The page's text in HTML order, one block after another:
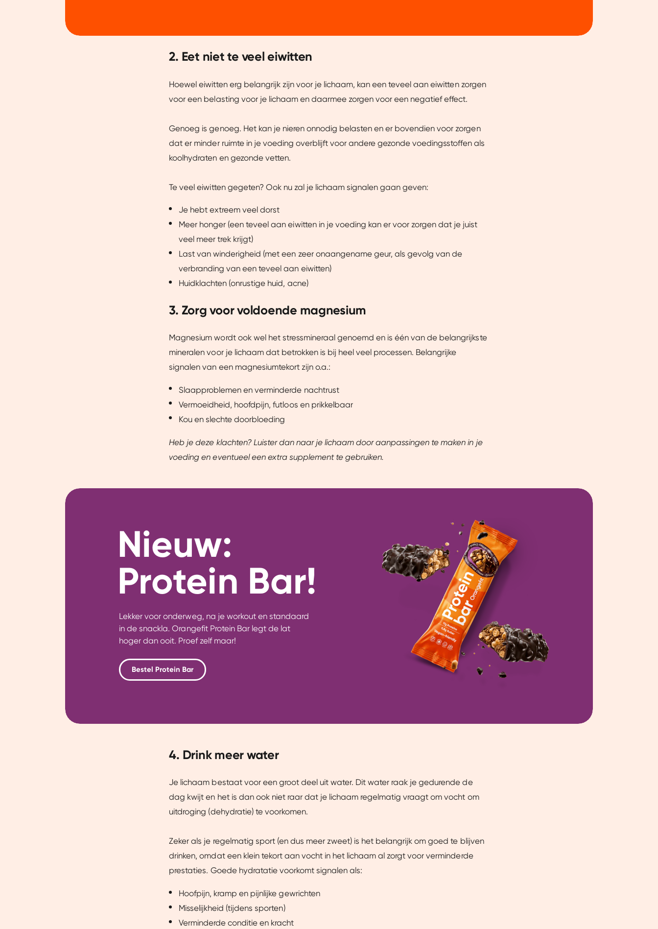
Toestemming Details Over
Wij gebruiken cookies om jouw ervaring beter te maken.
Dankzij cookies kunnen we onze website beter afstemmen op jouw voorkeuren, je relevante content laten zien en je
gebruiksgemak vergroten. Daarnaast helpen ze ons om onze website te verbeteren. We delen beperkte informatie met
Aanpassen Ja, verbeter mijn ervaring :)
2. Eet niet te veel eiwitten
Hoewel eiwitten erg belangrijk zijn voor je lichaam, kan een teveel aan eiwitten zorgen
voor een belasting voor je lichaam en daarmee zorgen voor een negatief effect.
Genoeg is genoeg. Het kan je nieren onnodig belasten en er bovendien voor zorgen
dat er minder ruimte in je voeding overblijft voor andere gezonde voedingsstoffen als
koolhydraten en gezonde vetten.
Te veel eiwitten gegeten? Ook nu zal je lichaam signalen gaan geven:
Je hebt extreem veel dorst
Meer honger (een teveel aan eiwitten in je voeding kan er voor zorgen dat je juist
veel meer trek krijgt)
Last van winderigheid (met een zeer onaangename geur, als gevolg van de
verbranding van een teveel aan eiwitten)
Huidklachten (onrustige huid, acne)
3. Zorg voor voldoende magnesium
Magnesium wordt ook wel het stressmineraal genoemd en is één van de belangrijkste
mineralen voor je lichaam dat betrokken is bij heel veel processen. Belangrijke
signalen van een magnesiumtekort zijn o.a.:
Slaapproblemen en verminderde nachtrust
Vermoeidheid, hoofdpijn, futloos en prikkelbaar
Kou en slechte doorbloeding
Heb je deze klachten? Luister dan naar je lichaam door aanpassingen te maken in je
voeding en eventueel een extra supplement te gebruiken.
Nieuw:
Protein Bar!
Lekker voor onderweg, na je workout en standaard
in de snackla. Orangefit Protein Bar legt de lat
hoger dan ooit. Proef zelf maar!
Bestel Protein Bar
4. Drink meer water
Je lichaam bestaat voor een groot deel uit water. Dit water raak je gedurende de
dag kwijt en het is dan ook niet raar dat je lichaam regelmatig vraagt om vocht om
uitdroging (dehydratie) te voorkomen.
Zeker als je regelmatig sport (en dus meer zweet) is het belangrijk om goed te blijven
drinken, omdat een klein tekort aan vocht in het lichaam al zorgt voor verminderde
prestaties. Goede hydratatie voorkomt signalen als:
Hoofpijn, kramp en pijnlijke gewrichten
Misselijkheid (tijdens sporten)
Verminderde conditie en kracht